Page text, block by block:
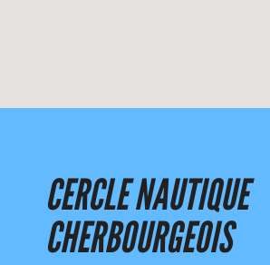
CERCLE NAUTIQUE
CHERBOURGEOIS